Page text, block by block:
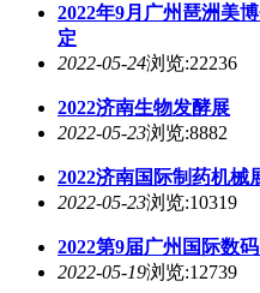
2022年9月广州琶洲美
定
2022-05-24浏览:22236
2022济南生物发酵展
2022-05-23浏览:8882
2022济南国际制药机械
2022-05-23浏览:10319
2022第9届广州国际数
2022-05-19浏览:12739